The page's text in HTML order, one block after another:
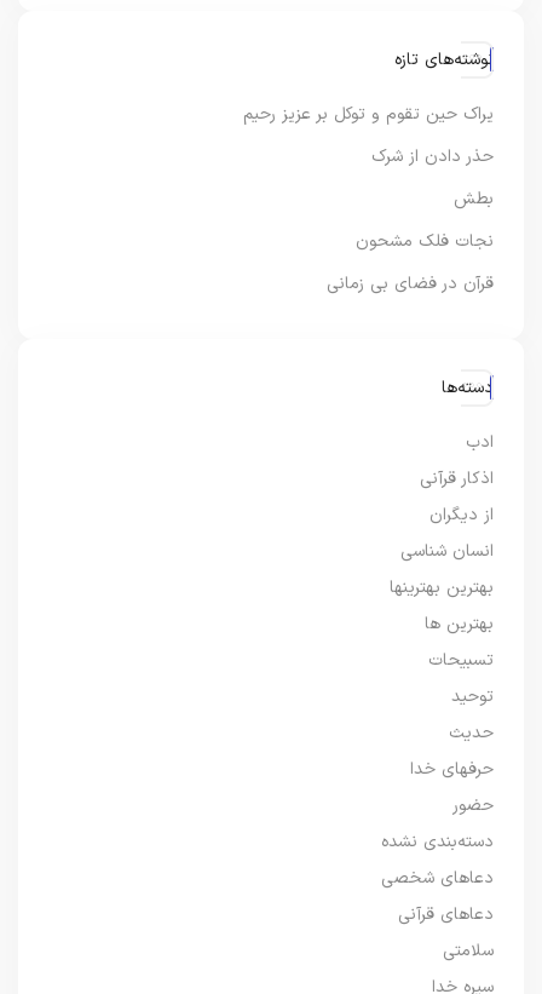
نوشته‌های تازه
یراک حین تقوم و توکل بر عزیز رحیم
حذر دادن از شرک
بطش
نجات فلک مشحون
قرآن در فضای بی زمانی
دسته‌ها
ادب
اذکار قرآنی
از دیگران
انسان شناسی
بهترین بهترینها
بهترین ها
تسبیحات
توحید
حدیث
حرفهای خدا
حضور
دسته‌بندی نشده
دعاهای شخصی
دعاهای قرآنی
سلامتی
سیره خدا